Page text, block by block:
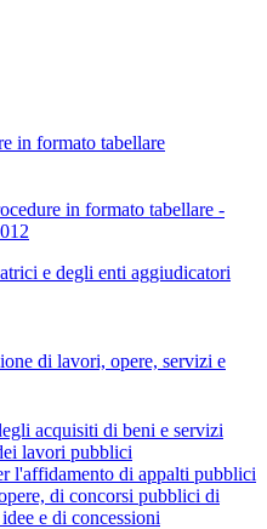
in formato tabellare
in formato tabellare -
e degli enti aggiudicatori
di lavori, opere, servizi e
acquisiti di beni e servizi
lavori pubblici
l'affidamento di appalti pubblici
di concorsi pubblici di
e di concessioni